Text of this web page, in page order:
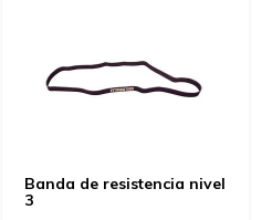
Banda de resistencia nivel
3